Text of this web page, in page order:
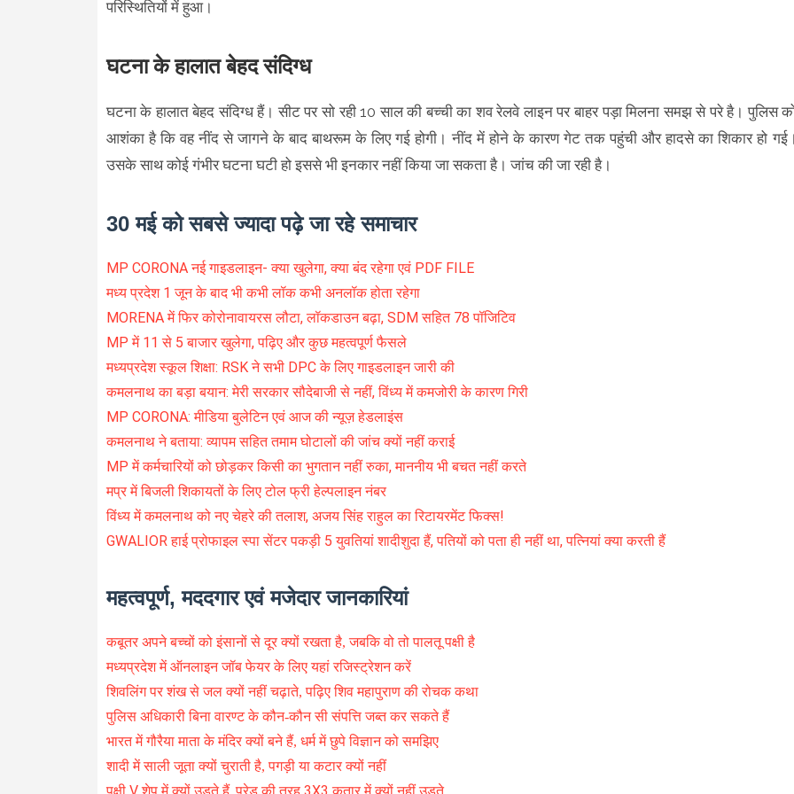
परिस्थितियों में हुआ।
घटना के हालात बेहद संदिग्ध
घटना के हालात बेहद संदिग्ध हैं। सीट पर सो रही 10 साल की बच्ची का शव रेलवे लाइन पर बाहर पड़ा मिलना समझ से परे है। पुलिस
आशंका है कि वह नींद से जागने के बाद बाथरूम के लिए गई होगी। नींद में होने के कारण गेट तक पहुंची और हादसे का शिकार हो
उसके साथ कोई गंभीर घटना घटी हो इससे भी इनकार नहीं किया जा सकता है। जांच की जा रही है।
30 मई को सबसे ज्यादा पढ़े जा रहे समाचार
MP CORONA नई गाइडलाइन- क्या खुलेगा, क्या बंद रहेगा एवं PDF FILE
मध्य प्रदेश 1 जून के बाद भी कभी लॉक कभी अनलॉक होता रहेगा
MORENA में फिर कोरोनावायरस लौटा, लॉकडाउन बढ़ा, SDM सहित 78 पॉजिटिव
MP में 11 से 5 बाजार खुलेगा, पढ़िए और कुछ महत्वपूर्ण फैसले
मध्यप्रदेश स्कूल शिक्षा: RSK ने सभी DPC के लिए गाइडलाइन जारी की
कमलनाथ का बड़ा बयान: मेरी सरकार सौदेबाजी से नहीं, विंध्य में कमजोरी के कारण गिरी
MP CORONA: मीडिया बुलेटिन एवं आज की न्यूज़ हेडलाइंस
कमलनाथ ने बताया: व्यापम सहित तमाम घोटालों की जांच क्यों नहीं कराई
MP में कर्मचारियों को छोड़कर किसी का भुगतान नहीं रुका, माननीय भी बचत नहीं करते
मप्र में बिजली शिकायतों के लिए टोल फ्री हेल्पलाइन नंबर
विंध्य में कमलनाथ को नए चेहरे की तलाश, अजय सिंह राहुल का रिटायरमेंट फिक्स!
GWALIOR हाई प्रोफाइल स्पा सेंटर पकड़ी 5 युवतियां शादीशुदा हैं, पतियों को पता ही नहीं था, पत्नियां क्या करती हैं
महत्वपूर्ण, मददगार एवं मजेदार जानकारियां
कबूतर अपने बच्चों को इंसानों से दूर क्यों रखता है, जबकि वो तो पालतू पक्षी है
मध्यप्रदेश में ऑनलाइन जॉब फेयर के लिए यहां रजिस्ट्रेशन करें
शिवलिंग पर शंख से जल क्यों नहीं चढ़ाते, पढ़िए शिव महापुराण की रोचक कथा
पुलिस अधिकारी बिना वारण्ट के कौन-कौन सी संपत्ति जब्त कर सकते हैं
भारत में गौरैया माता के मंदिर क्यों बने हैं, धर्म में छुपे विज्ञान को समझिए
शादी में साली जूता क्यों चुराती है, पगड़ी या कटार क्यों नहीं